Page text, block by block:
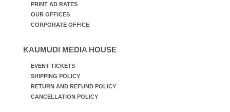
PRINT AD RATES
OUR OFFICES
CORPORATE OFFICE
KAUMUDI MEDIA HOUSE
EVENT TICKETS
SHIPPING POLICY
RETURN AND REFUND POLICY
CANCELLATION POLICY